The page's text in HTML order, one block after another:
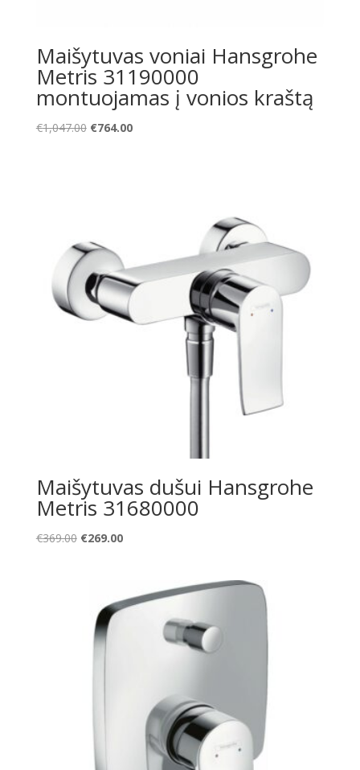
Maišytuvas voniai Hansgrohe
Metris 31190000
montuojamas į vonios kraštą
€1,047.00 Original
€764.00Current
Maišytuvas dušui Hansgrohe
Metris 31680000
€369.00 Original
€269.00Current
€269.00.